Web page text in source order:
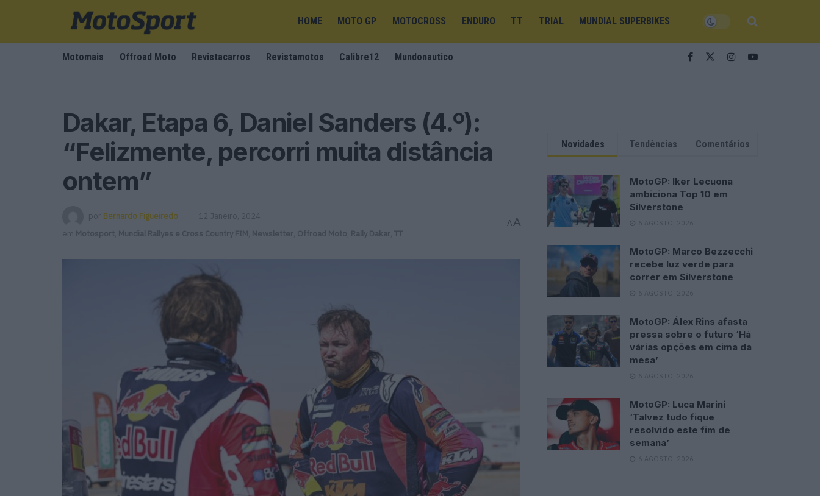
HOME MOTO GP MOTOCROSS ENDURO TT TRIAL MUNDIAL SUPERBIKES
Motomais Offroad Moto Revistacarros Revistamotos Calibre12 Mundonautico
Dakar, Etapa 6, Daniel Sanders (4.º):
“Felizmente, percorri muita distância
ontem”
por Bernardo Figueiredo
12 Janeiro, 2024
em
Motosport Mundial Rallyes e Cross Country FIM Newsletter Offroad Moto Rally Dakar TT
AA
Novidades Tendências Comentários
MotoGP: Iker Lecuona
ambiciona Top 10 em
Silverstone
6 AGOSTO, 2026
MotoGP: Marco Bezzecchi
recebe luz verde para
correr em Silverstone
6 AGOSTO, 2026
MotoGP: Álex Rins afasta
pressa sobre o futuro ‘Há
várias opções em cima da
mesa’
6 AGOSTO, 2026
MotoGP: Luca Marini
‘Talvez tudo fique
resolvido este fim de
semana’
6 AGOSTO, 2026